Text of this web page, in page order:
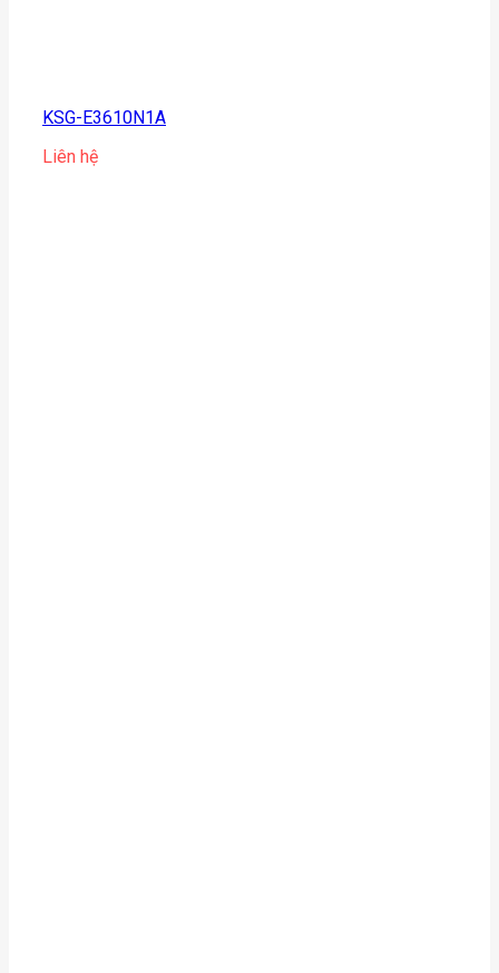
KSG-E3610N1A
Liên hệ